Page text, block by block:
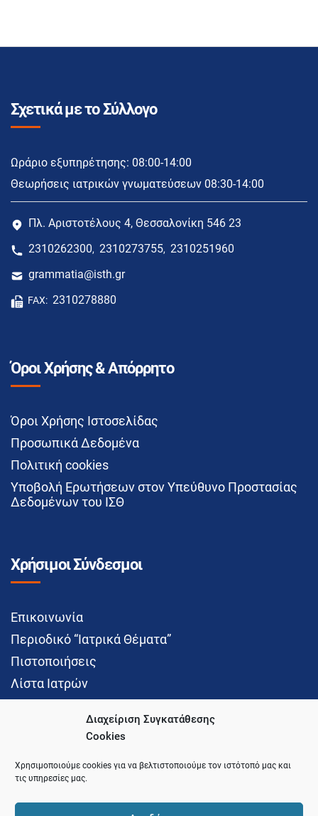
Διαχείριση Συγκατάθεσης
Cookies
Χρησιμοποιούμε cookies για να βελτιστοποιούμε τον ιστότοπό μας και
τις υπηρεσίες μας.
Σχετικά με το Σύλλογο
Ωράριο εξυπηρέτησης: 08:00-14:00
Θεωρήσεις ιατρικών γνωματεύσεων 08:30-14:00
Πλ. Αριστοτέλους 4, Θεσσαλονίκη 546 23
2310262300, 2310273755, 2310251960
grammatia@isth.gr
FAX: 2310278880
Όροι Χρήσης & Απόρρητο
Όροι Χρήσης Ιστοσελίδας
Προσωπικά Δεδομένα
Πολιτική cookies
Υποβολή Ερωτήσεων στον Υπεύθυνο Προστασίας
Δεδομένων του ΙΣΘ
Χρήσιμοι Σύνδεσμοι
Επικοινωνία
Περιοδικό “Ιατρικά Θέματα”
Πιστοποιήσεις
Λίστα Ιατρών
Social Media